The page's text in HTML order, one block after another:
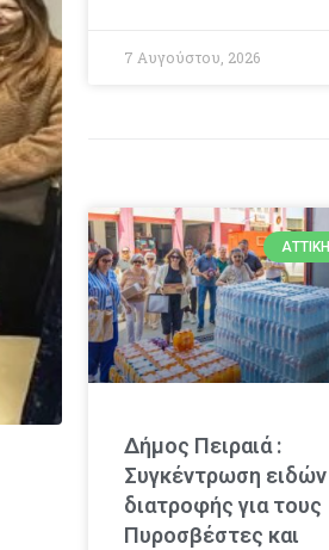
7 Αυγούστου, 2026
ΑΤΤΙΚΉ
Δήμος Πειραιά :
Συγκέντρωση ειδών
διατροφής για τους
Πυροσβέστες και